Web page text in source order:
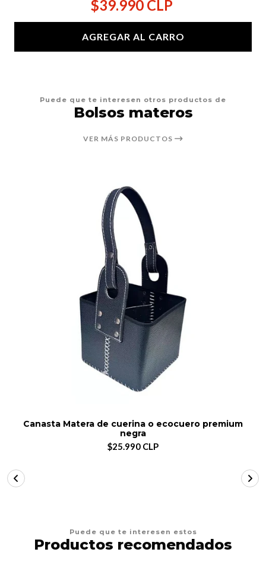
$39.990 CLP
AGREGAR AL CARRO
Puede que te interesen otros productos de
Bolsos materos
VER MÁS PRODUCTOS
Canasta Matera de cuerina o ecocuero premium
negra
$25.990 CLP
Puede que te interesen estos
Productos recomendados